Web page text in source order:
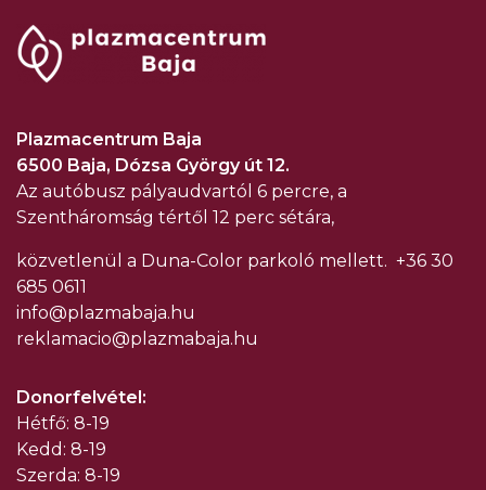
Plazmacentrum Baja
6500 Baja, Dózsa György út 12.
Az autóbusz pályaudvartól 6 percre, a
Szentháromság tértől 12 perc sétára,
közvetlenül a Duna-Color parkoló mellett. +36 30
685 0611
info@plazmabaja.hu
reklamacio@plazmabaja.hu
Donorfelvétel:
Hétfő: 8-19
Kedd: 8-19
Szerda: 8-19